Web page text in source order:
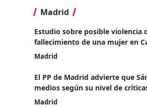
Madrid
Estudio sobre posible violencia
fallecimiento de una mujer en
Madrid
El PP de Madrid advierte que
medios según su nivel de
Madrid